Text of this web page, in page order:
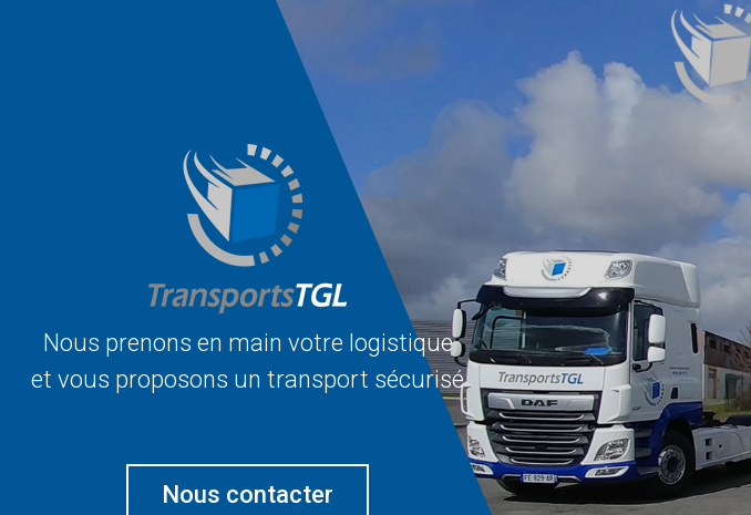
Nous prenons en main votre logistique
et vous proposons un transport sécurisé
Nous contacter